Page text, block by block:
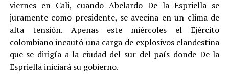
viernes en Cali, cuando Abelardo De la Espriella se
juramente como presidente, se avecina en un clima de
alta tensión. Apenas este miércoles el Ejército
colombiano incautó una carga de explosivos clandestina
que se dirigía a la ciudad del sur del país donde De la
Espriella iniciará su gobierno.